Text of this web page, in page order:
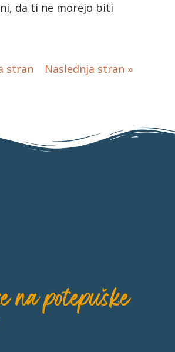
da ti ne morejo biti
stran Naslednja stran »
na potepuške